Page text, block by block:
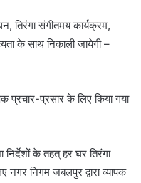
तिरंगा संगीतमय कार्यक्रम,
के साथ निकाली जायेगी –
प्रचार-प्रसार के लिए किया गया
के तहत् हर घर तिरंगा
निगम जबलपुर द्वारा व्यापक